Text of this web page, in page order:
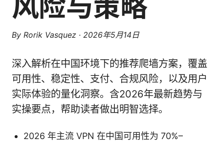
By Rorik Vasquez · 2026年5月14日
深入解析在中国环境下的推荐爬墙方案，覆盖
可用性、稳定性、支付、合规风险，以及用户
实际体验的量化洞察。含2026年最新趋势与
实操要点，帮助读者做出明智选择。
2026 年主流 VPN 在中国可用性为 70%–